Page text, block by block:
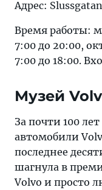
Адрес:
Время работы:
7:00 до 20:00,
7:00 до 18:00.
Музей
За почти 100
автомобили
последнее
шагнула в
Volvo и просто